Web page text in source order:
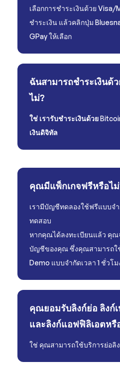
เลือกการชำระเงินด้วย
ชำระเงิน แล้วคลิกปุ่ม
GPay ให้เลือก
ฉันสามารถชำระเงินด้
ไม่?
ใช่ เรารับชำระเงินด้วย
เงินดิจิทัล
คุณมีแพ็กเกจฟรีหรือไ
เรามีบัญชีทดลองใช้ฟรีแบบจ
ทดสอบ
หากคุณได้ลงทะเบียนแล้ว คุณ
บัญชีของคุณ ซึ่งคุณสามารถใช้
Demo แบบจำกัดเวลา 1 ชั่วโม
คุณยอมรับลิงก์ย่อ ลิงก์
และลิงก์แอฟฟิลิเอตหรื
ใช่ คุณสามารถใช้บริการย่อลิ